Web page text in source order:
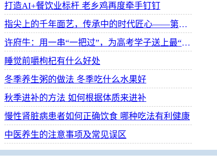
打造AI+餐饮业标杆 老乡鸡再度牵手钉钉
指尖上的千年面艺，传承中的时代匠心——第八届“安琪酵母杯”中华发酵面食大赛武汉赛区开赛
许府牛：用一串“一把过”，为高考学子送上最“牛”祝福
睡觉前嚼枸杞有什么好处
冬季养生粥的做法 冬季吃什么水果好
秋季进补的方法 如何根据体质来进补
慢性肾脏病患者如何正确饮食 哪种吃法有利健康
中医养生的注意事项及常见误区